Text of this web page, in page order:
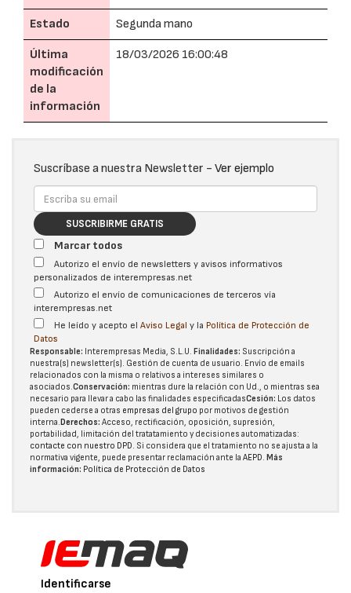
Estado Segunda mano
Última
modificación
de la
información
18/03/2026 16:00:48
Suscríbase a nuestra Newsletter - Ver ejemplo
SUSCRIBIRME GRATIS
Marcar todos
Autorizo el envío de newsletters y avisos informativos
personalizados de interempresas.net
Autorizo el envío de comunicaciones de terceros vía
interempresas.net
He leído y acepto el Aviso Legal y la Política de Protección de
Datos
Responsable: Interempresas Media, S.L.U. Finalidades: Suscripción a
nuestra(s) newsletter(s). Gestión de cuenta de usuario. Envío de emails
relacionados con la misma o relativos a intereses similares o
asociados.Conservación: mientras dure la relación con Ud., o mientras sea
necesario para llevar a cabo las finalidades especificadasCesión: Los datos
pueden cederse a otras empresas del grupo por motivos de gestión
interna.Derechos: Acceso, rectificación, oposición, supresión,
portabilidad, limitación del tratatamiento y decisiones automatizadas:
contacte con nuestro DPD. Si considera que el tratamiento no se ajusta a la
normativa vigente, puede presentar reclamación ante la AEPD. Más
información: Política de Protección de Datos
Identificarse